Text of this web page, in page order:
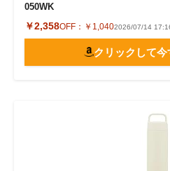
050WK
￥2,358OFF： ￥1,0402026/07/14
クリックして今